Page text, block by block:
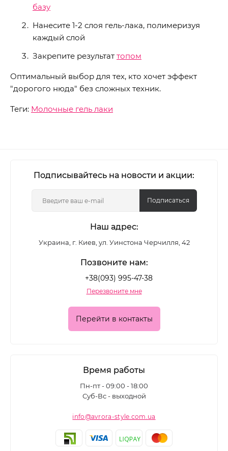
базу
Нанесите 1-2 слоя гель-лака, полимеризуя
каждый слой
Закрепите результат топом
Оптимальный выбор для тех, кто хочет эффект
"дорогого нюда" без сложных техник.
Теги: Молочные гель лаки
Подписывайтесь на новости и акции:
Подписаться
Наш адрес:
Украина, г. Киев, ул. Уинстона Черчилля, 42
Позвоните нам:
+38(093) 995-47-38
Перезвоните мне
Перейти в контакты
Время работы
Пн-пт - 09:00 - 18:00
Суб-Вс - выходной
info@avrora-style.com.ua